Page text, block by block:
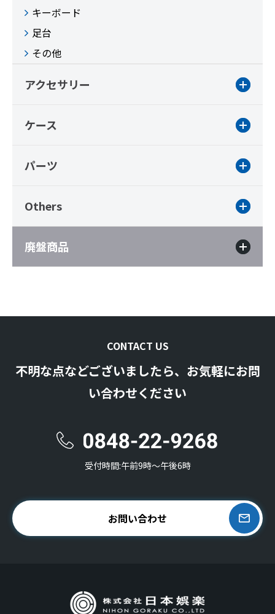
キーボード
足台
その他
アクセサリー
ケース
パーツ
Others
廃盤商品
CONTACT US
不明な点などございましたら、お気軽にお問
い合わせください
受付時間:午前9時〜午後6時
お問い合わせ